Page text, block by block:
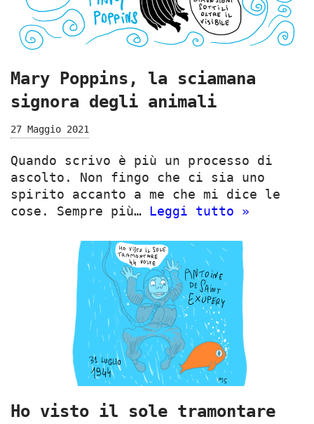
Mary Poppins, la sciamana
signora degli animali
27 Maggio 2021
Quando scrivo è più un processo di
ascolto. Non fingo che ci sia uno
spirito accanto a me che mi dice le
cose. Sempre più… Leggi tutto »
Ho visto il sole tramontare